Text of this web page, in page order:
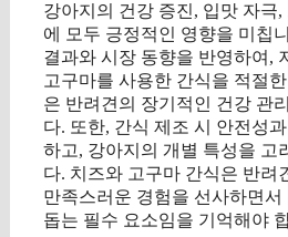
강아지의 건강 증진, 입맛 자극
에 모두 긍정적인 영향을 미칩
결과와 시장 동향을 반영하여,
고구마를 사용한 간식을 적절
은 반려견의 장기적인 건강 관
다. 또한, 간식 제조 시 안전성
하고, 강아지의 개별 특성을 고
다. 치즈와 고구마 간식은 반려
만족스러운 경험을 선사하면
돕는 필수 요소임을 기억해야